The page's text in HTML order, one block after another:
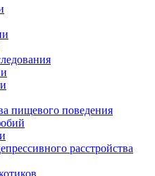
пищевого поведения
расстройства